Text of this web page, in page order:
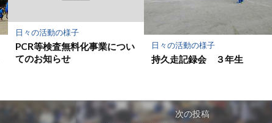
日々の活動の様子
PCR等検査無料化事業につい
てのお知らせ
日々の活動の様子
持久走記録会 ３年生
次の投稿